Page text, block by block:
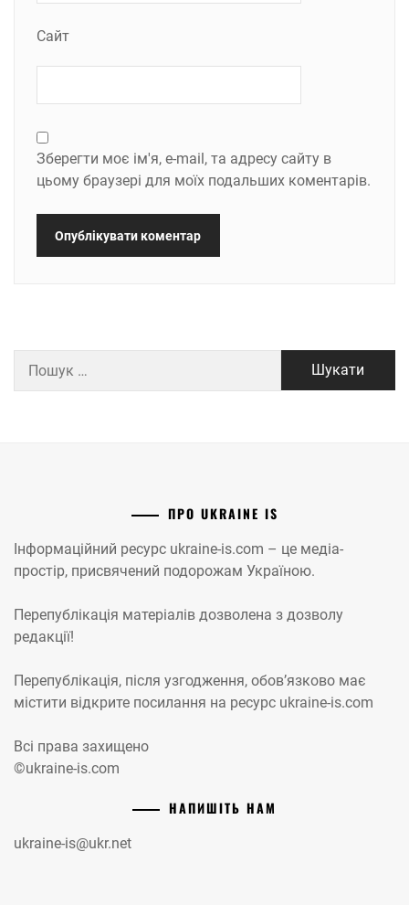
Сайт
Зберегти моє ім'я, e-mail, та адресу сайту в
цьому браузері для моїх подальших коментарів.
ПРО UKRAINE IS
Інформаційний ресурс ukraine-is.com – це медіа-
простір, присвячений подорожам Україною.
Перепублікація матеріалів дозволена з дозволу
редакції!
Перепублікація, після узгодження, обов’язково має
містити відкрите посилання на ресурс ukraine-is.com
Всі права захищено
©ukraine-is.com
НАПИШІТЬ НАМ
ukraine-is@ukr.net